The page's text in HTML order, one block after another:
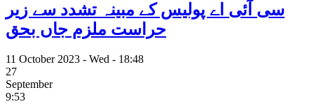
سی آئی اے پولیس کے مبینہ تشدد سے زیر
حراست ملزم جاں بحق
11 October 2023 - Wed - 18:48
27
September
9:53